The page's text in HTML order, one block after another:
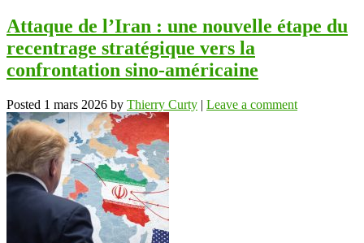
Attaque de l’Iran : une nouvelle étape du
recentrage stratégique vers la
confrontation sino-américaine
Posted 1 mars 2026 by Thierry Curty | Leave a comment